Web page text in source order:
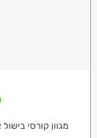
מגוון קורסי